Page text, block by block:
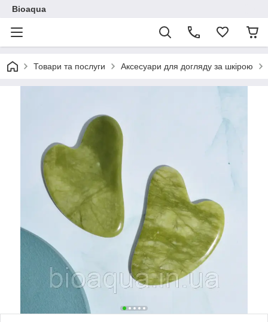
Bioaqua
Товари та послуги Аксесуари для догляду за шкірою